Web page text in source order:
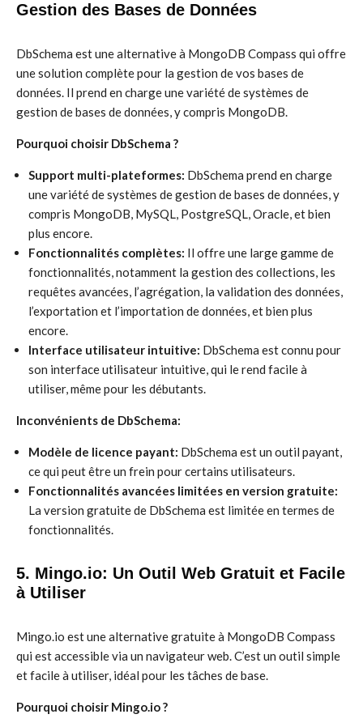
Gestion des Bases de Données
DbSchema est une alternative à MongoDB Compass qui offre
une solution complète pour la gestion de vos bases de
données. Il prend en charge une variété de systèmes de
gestion de bases de données, y compris MongoDB.
Pourquoi choisir DbSchema ?
Support multi-plateformes: DbSchema prend en charge
une variété de systèmes de gestion de bases de données, y
compris MongoDB, MySQL, PostgreSQL, Oracle, et bien
plus encore.
Fonctionnalités complètes: Il offre une large gamme de
fonctionnalités, notamment la gestion des collections, les
requêtes avancées, l’agrégation, la validation des données,
l’exportation et l’importation de données, et bien plus
encore.
Interface utilisateur intuitive: DbSchema est connu pour
son interface utilisateur intuitive, qui le rend facile à
utiliser, même pour les débutants.
Inconvénients de DbSchema:
Modèle de licence payant: DbSchema est un outil payant,
ce qui peut être un frein pour certains utilisateurs.
Fonctionnalités avancées limitées en version gratuite:
La version gratuite de DbSchema est limitée en termes de
fonctionnalités.
5. Mingo.io: Un Outil Web Gratuit et Facile
à Utiliser
Mingo.io est une alternative gratuite à MongoDB Compass
qui est accessible via un navigateur web. C’est un outil simple
et facile à utiliser, idéal pour les tâches de base.
Pourquoi choisir Mingo.io ?